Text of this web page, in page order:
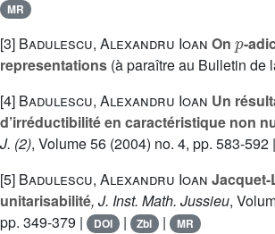
MR
[3] Badulescu, Alexandru Ioan On
-
representations (à paraître au Bulletin de
[4] Badulescu, Alexandru Ioan Un
d’irréductibilité en caractéristique non
J. (2), Volume 56 (2004) no. 4, pp. 583-592 |
[5] Badulescu, Alexandru Ioan
unitarisabilité, J. Inst. Math. Jussieu,
pp. 349-379 |
DOI | Zbl | MR